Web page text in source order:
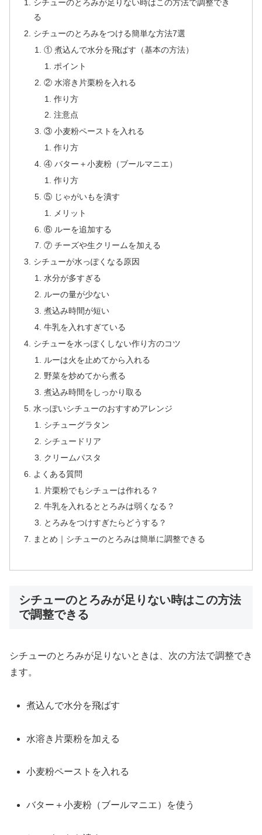
シチューのとろみが足りない時はこの方法で調整でき
る
シチューのとろみをつける簡単な方法7選
① 煮込んで水分を飛ばす（基本の方法）
ポイント
② 水溶き片栗粉を入れる
作り方
注意点
③ 小麦粉ペーストを入れる
作り方
④ バター＋小麦粉（ブールマニエ）
作り方
⑤ じゃがいもを潰す
メリット
⑥ ルーを追加する
⑦ チーズや生クリームを加える
シチューが水っぽくなる原因
水分が多すぎる
ルーの量が少ない
煮込み時間が短い
牛乳を入れすぎている
シチューを水っぽくしない作り方のコツ
ルーは火を止めてから入れる
野菜を炒めてから煮る
煮込み時間をしっかり取る
水っぽいシチューのおすすめアレンジ
シチューグラタン
シチュードリア
クリームパスタ
よくある質問
片栗粉でもシチューは作れる？
牛乳を入れるととろみは弱くなる？
とろみをつけすぎたらどうする？
まとめ｜シチューのとろみは簡単に調整できる
シチューのとろみが足りない時はこの方法
で調整できる
シチューのとろみが足 り ないとき は、 次の方法で調整でき
ます。
煮込んで水分を飛ばす
水溶き 片栗粉を加える
小麦粉ペースト を 入れる
バター＋小麦粉（ブールマニエ） を使う